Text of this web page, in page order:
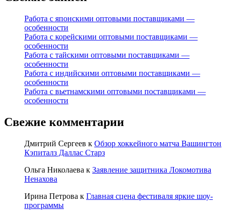
Работа с японскими оптовыми поставщиками —
особенности
Работа с корейскими оптовыми поставщиками —
особенности
Работа с тайскими оптовыми поставщиками —
особенности
Работа с индийскими оптовыми поставщиками —
особенности
Работа с вьетнамскими оптовыми поставщиками —
особенности
Свежие комментарии
Дмитрий Сергеев к Обзор хоккейного матча Вашингтон
Кэпиталз Даллас Старз
Ольга Николаева к Заявление защитника Локомотива
Ненахова
Ирина Петрова к Главная сцена фестиваля яркие шоу-
программы